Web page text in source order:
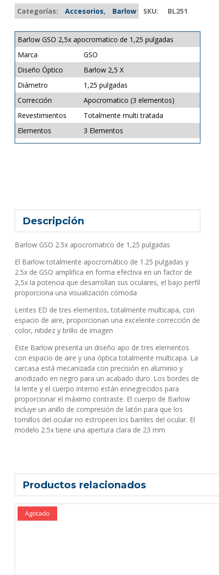
Categorías: Accesorios, Barlow SKU: BL251
Barlow GSO 2,5x apocromatico de 1,25 pulgadas
Marca
GSO
Diseño Óptico
Barlow 2,5 X
Diámetro
1,25 pulgadas
Corrección
Apocromatico (3 elementos)
Revestimientos
Totalmente multi tratada
Elementos
3 Elementos
Descripción
Barlow GSO 2.5x apocromatico de 1,25 pulgadas
El Barlow totalmente apocromático de 1.25 pulgadas y
2.5x de GSO amplifica en forma efectiva en un factor de
2,5x la potencia que desarrollan sus oculares, el bajo perfil
proporciona una visualización cómoda
Lentes ED de tres elementos, totalmente multicapa, con
espacio de aire, proporcionan una excelente corrección de
color, nitidez y brillo de imagen
Este Barlow presenta un diseño apo de tres elementos
con espacio de aire y una óptica totalmente multicapa. La
carcasa está mecanizada con precisión en aluminio y
anodizado en negro para un acabado duro. Los bordes de
la lente y el cuerpo interno están ennegrecidos para
proporcionar el máximo contraste. El cuerpo de Barlow
incluye un anillo de compresión de latón para que los
tornillos del ocular no estropeen los barriles del ocular. El
modelo 2.5x tiene una apertura clara de 23 mm
Productos relacionados
Agotado